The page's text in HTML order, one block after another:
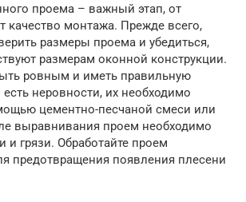
проема – важный этап, от
качество монтажа. Прежде всего,
размеры проема и убедиться,
размерам оконной конструкции.
ровным и иметь правильную
неровности, их необходимо
цементно-песчаной смеси или
выравнивания проем необходимо
и грязи. Обработайте проем
предотвращения появления плесени